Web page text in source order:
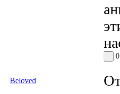
0
Beloved